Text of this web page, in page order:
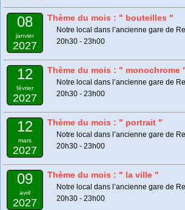
08
janvier
2027
Thème du mois : " bouteilles "
Notre local dans l’ancienne gare de
20h30 - 23h00
12
février
2027
Thème du mois : " monochrome
Notre local dans l’ancienne gare de
20h30 - 23h00
12
mars
2027
Thème du mois : " portrait "
Notre local dans l’ancienne gare de
20h30 - 23h00
09
avril
2027
Thème du mois : " la ville "
Notre local dans l’ancienne gare de
20h30 - 23h00